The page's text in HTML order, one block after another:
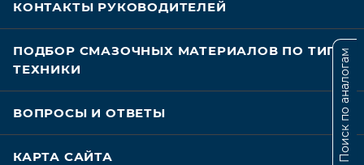
КОНТАКТЫ РУКОВОДИТЕЛЕЙ
ПОДБОР СМАЗОЧНЫХ МАТЕРИАЛОВ ПО ТИПУ
ТЕХНИКИ
ВОПРОСЫ И ОТВЕТЫ
КАРТА САЙТА Поиск по аналогам